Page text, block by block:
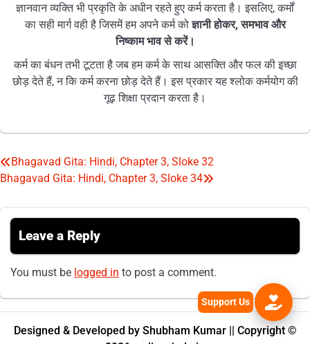
ज्ञानवान व्यक्ति भी प्रकृति के अधीन रहते हुए कर्म करता है। इसलिए, कर्मों
का सही मार्ग वही है जिसमें हम अपने कर्म कोज्ञानी होकर, समभाव और
निष्काम भाव से करें।
कर्म का बंधन तभी टूटता है जब हम कर्म के साथ आसक्ति और फल की इच्छा
छोड़ देते हैं, न कि कर्म करना छोड़ देते हैं। इस प्रकार यह श्लोक कर्मयोग की
गूढ़ शिक्षा प्रदान करता है।
Post
navigation
Bhagavad Gita: Hindi, Chapter 3, Sloke 32
Bhagavad Gita: Hindi, Chapter 3, Sloke 34
Leave a Reply
You must be logged in to post a comment.
Designed & Developed by Shubham Kumar || Copyright ©